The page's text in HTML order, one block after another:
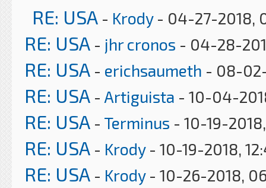
RE: USA - Krody- 04-27-2018,
RE: USA - jhr cronos - 04-28-
RE: USA - erichsaumeth - 08-
RE: USA - Artiguista - 10-04-
RE: USA - Terminus - 10-19-
RE: USA - Krody- 10-19-2018,
RE: USA - Krody- 10-26-2018,